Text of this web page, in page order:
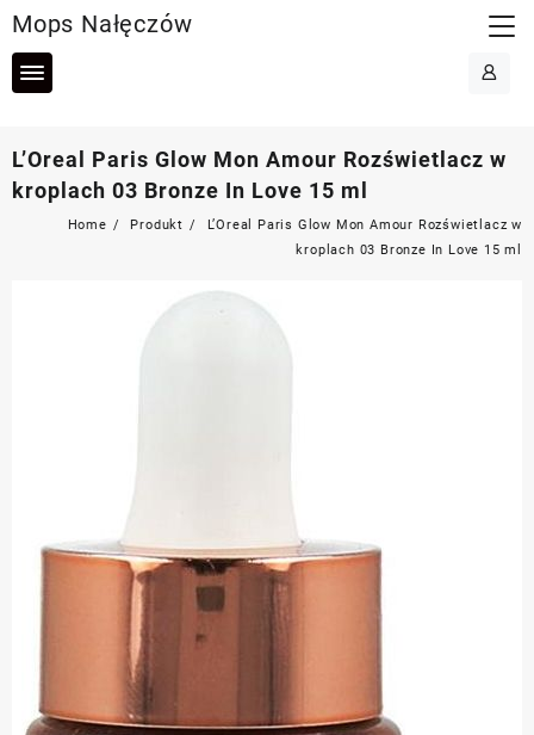
to
content
Mops Nałęczów
L’Oreal Paris Glow Mon Amour Rozświetlacz w
kroplach 03 Bronze In Love 15 ml
Home Produkt
L’Oreal Paris Glow Mon Amour Rozświetlacz w
kroplach 03 Bronze In Love 15 ml